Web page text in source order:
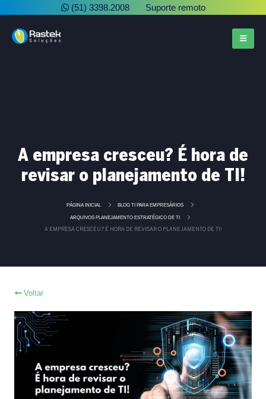
(51) 3398.2008 Suporte remoto
A empresa cresceu? É hora de
revisar o planejamento de TI!
PÁGINA INICIAL BLOG TI PARA EMPRESÁRIOS
ARQUIVOS PLANEJAMENTO ESTRATÉGICO DE TI
A EMPRESA CRESCEU? É HORA DE REVISAR O PLANEJAMENTO DE TI!
Voltar